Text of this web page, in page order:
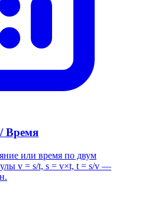
Время
или время по двум
v = s/t, s = v×t, t = s/v —